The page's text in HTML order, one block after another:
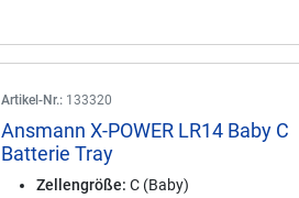
Artikel-Nr.: 133320
Ansmann X-POWER LR14 Baby C
Batterie Tray
Zellengröße: C (Baby)